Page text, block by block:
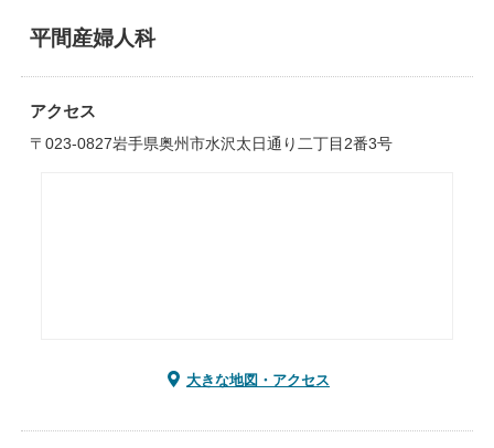
平間産婦人科
アクセス
〒023-0827岩手県奥州市水沢太日通り二丁目2番3号
大きな地図・アクセス